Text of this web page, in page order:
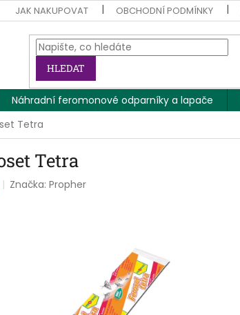
JAK NAKUPOVAT OBCHODNÍ PODMÍNKY
HLEDAT
Náhradní feromonové odparníky a lapače
Tetra
Tetra
Značka:Propher